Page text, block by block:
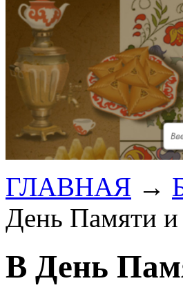
ГЛАВНАЯ →
День Памяти и
В День